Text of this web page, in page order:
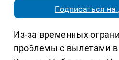
Подписаться на
Из-за временных
проблемы с вылетами в